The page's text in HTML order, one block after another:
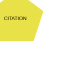
CITATION